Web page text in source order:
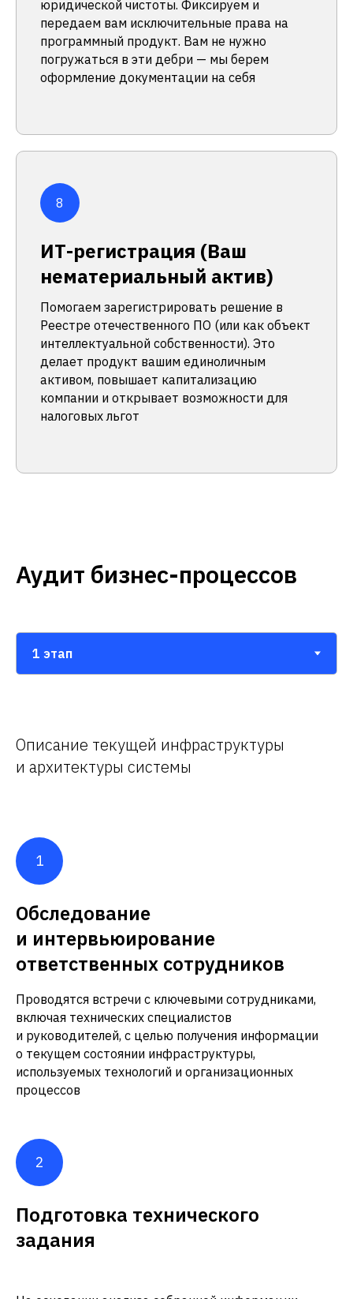
юридической чистоты. Фиксируем и
передаем вам исключительные права на
программный продукт. Вам не нужно
погружаться в эти дебри — мы берем
оформление документации на себя
ИТ-регистрация (Ваш
нематериальный актив)
Помогаем зарегистрировать решение в
Реестре отечественного ПО (или как объект
интеллектуальной собственности). Это
делает продукт вашим единоличным
активом, повышает капитализацию
компании и открывает возможности для
налоговых льгот
Аудит бизнес-процессов
Описание текущей инфраструктуры
и архитектуры системы
Обследование
и интервьюирование
ответственных сотрудников
Проводятся встречи с ключевыми сотрудниками,
включая технических специалистов
и руководителей, с целью получения информации
о текущем состоянии инфраструктуры,
используемых технологий и организационных
процессов
Подготовка технического
задания